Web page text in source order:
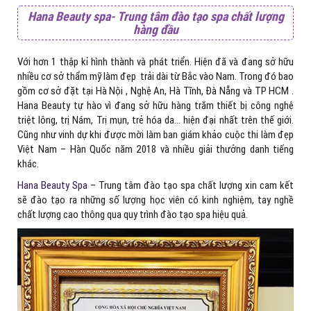
Hana Beauty spa- Trung tâm đào tạo spa chất lượng
hàng đầu
Với hơn 1 thập kỉ hình thành và phát triển. Hiện đã và đang sở hữu
nhiều cơ sở thẩm mỹ làm đẹp trải dài từ Bắc vào Nam. Trong đó bao
gồm cơ sở đặt tại Hà Nội , Nghệ An, Hà Tĩnh, Đà Nẵng và TP HCM .
Hana Beauty tự hào vì đang sở hữu hàng trăm thiết bị công nghệ
triệt lông, trị Nám, Trị mụn, trẻ hóa da… hiện đại nhất trên thế giới.
Cũng như vinh dự khi được mời làm ban giám khảo cuộc thi làm đẹp
Việt Nam – Hàn Quốc năm 2018 và nhiều giải thưởng danh tiếng
khác.
Hana Beauty Spa – Trung tâm đào tạo spa chất lượng xin cam kết
sẽ đào tạo ra những số lượng học viên có kinh nghiệm, tay nghề
chất lượng cao thông qua quy trình đào tạo spa hiệu quả.